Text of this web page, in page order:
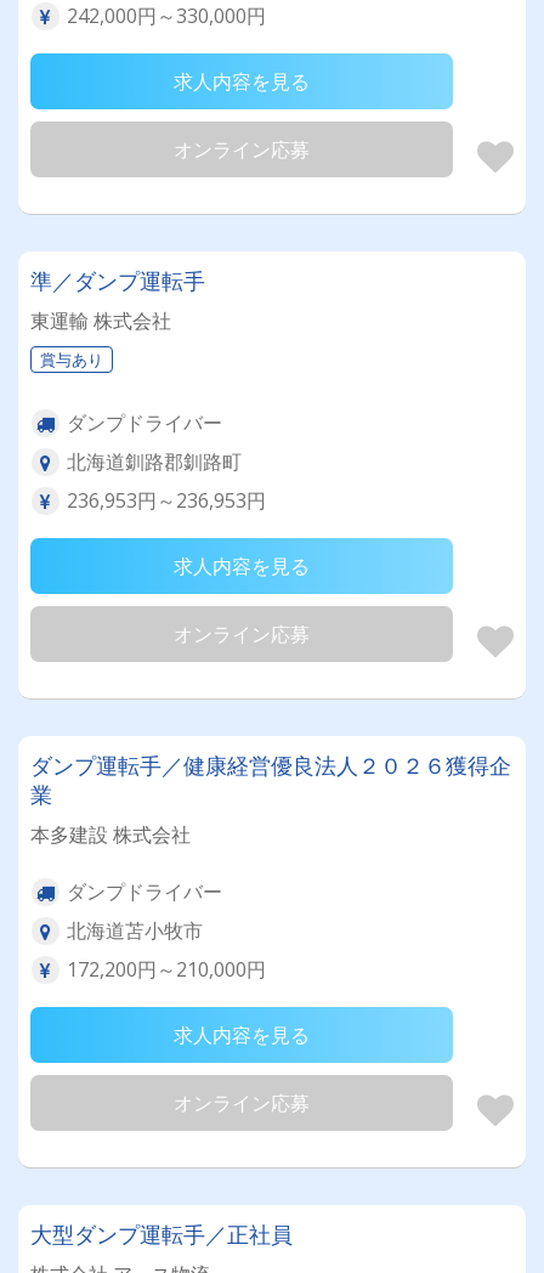
242,000円～330,000円
求人内容を見る
オンライン応募
準／ダンプ運転手
東運輸 株式会社
賞与あり
ダンプドライバー
北海道釧路郡釧路町
236,953円～236,953円
求人内容を見る
オンライン応募
ダンプ運転手／健康経営優良法人２０２６獲得企
業
本多建設 株式会社
ダンプドライバー
北海道苫小牧市
172,200円～210,000円
求人内容を見る
オンライン応募
大型ダンプ運転手／正社員